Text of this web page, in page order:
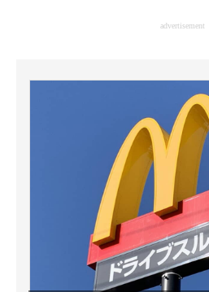
モノづくり技術者専門サイト
エレクトロニクス専門サイト
電子設計の基本と応用
エネルギーの専門メディア
建設×テクノロジーの最前線
advertisement